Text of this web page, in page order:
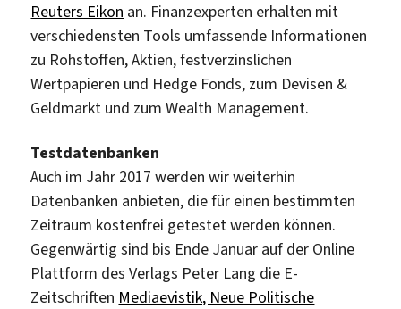
Reuters Eikon an. Finanzexperten erhalten mit
verschiedensten Tools umfassende Informationen
zu Rohstoffen, Aktien, festverzinslichen
Wertpapieren und Hedge Fonds, zum Devisen &
Geldmarkt und zum Wealth Management.
Testdatenbanken
Auch im Jahr 2017 werden wir weiterhin
Datenbanken anbieten, die für einen bestimmten
Zeitraum kostenfrei getestet werden können.
Gegenwärtig sind bis Ende Januar auf der Online
Plattform des Verlags Peter Lang die E-
Zeitschriften Mediaevistik, Neue Politische